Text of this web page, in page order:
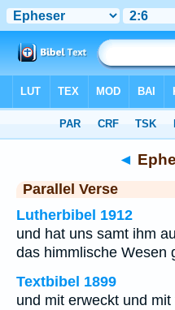
◄
Parallel Verse
Lutherbibel 1912
und hat uns samt ihm
das himmlische Wesen
Textbibel 1899
und mit erweckt und